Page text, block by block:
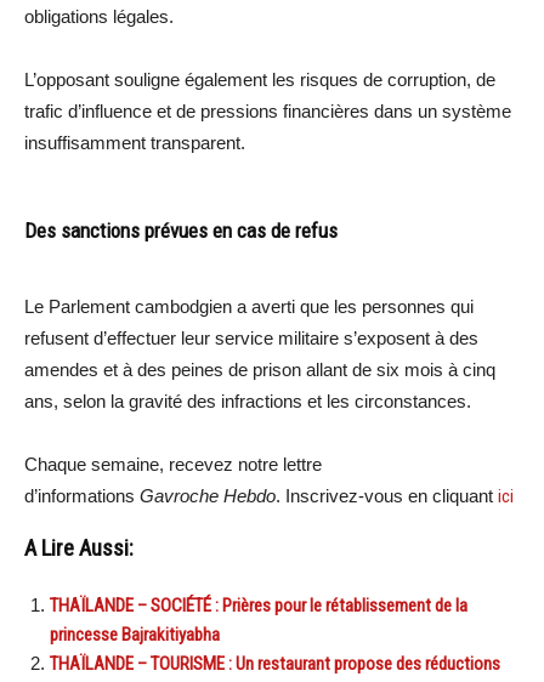
obligations légales.
L’opposant souligne également les risques de corruption, de
trafic d’influence et de pressions financières dans un système
insuffisamment transparent.
Des sanctions prévues en cas de refus
Le Parlement cambodgien a averti que les personnes qui
refusent d’effectuer leur service militaire s’exposent à des
amendes et à des peines de prison allant de six mois à cinq
ans, selon la gravité des infractions et les circonstances.
Chaque semaine, recevez notre lettre
d’informations Gavroche Hebdo. Inscrivez-vous en cliquant ici
A Lire Aussi:
THAÏLANDE – SOCIÉTÉ : Prières pour le rétablissement de la
princesse Bajrakitiyabha
THAÏLANDE – TOURISME : Un restaurant propose des réductions